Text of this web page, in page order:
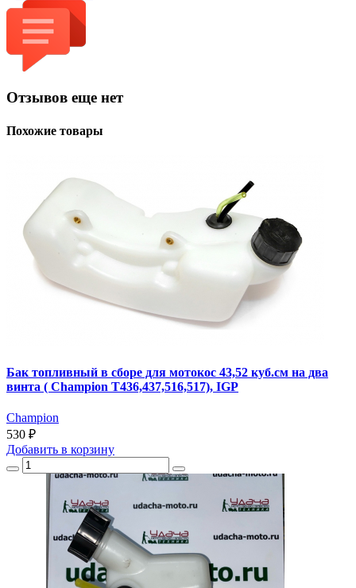
Отзывов еще нет
Похожие товары
Бак топливный в сборе для мотокос 43,52 куб.см на два
винта ( Champion T436,437,516,517), IGP
Champion
530 ₽
Добавить в корзину